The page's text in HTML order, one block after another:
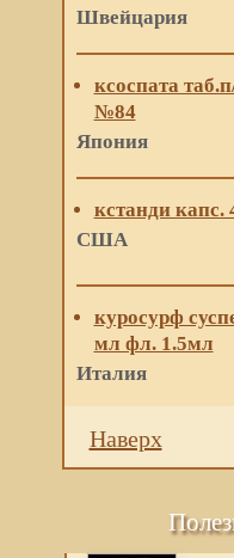
Швейцария
ксоспата
№84
Япония
кстанди
США
куросурф
мл фл. 1.5мл
Италия
Наверх